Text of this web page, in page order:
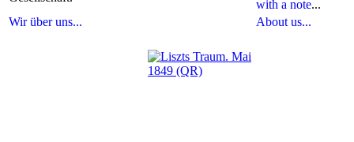
with a note...
Wir über uns...
About us...